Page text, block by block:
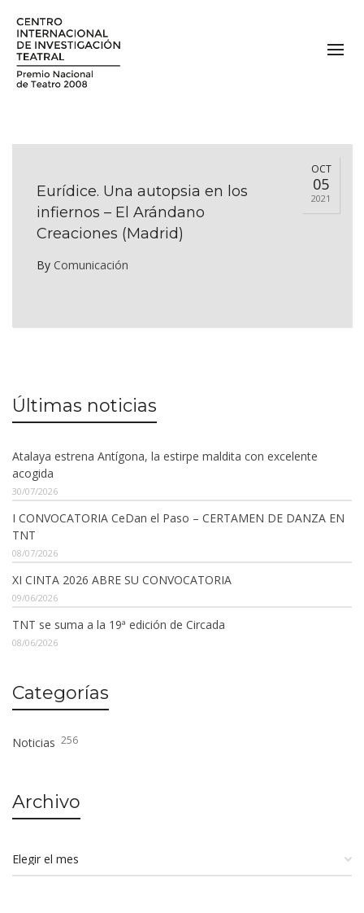
OCT
05
2021
Eurídice. Una autopsia en los
infiernos – El Arándano
Creaciones (Madrid)
By Comunicación
Últimas noticias
Atalaya estrena Antígona, la estirpe maldita con excelente
acogida
30/07/2026
I CONVOCATORIA CeDan el Paso – CERTAMEN DE DANZA EN
TNT
08/07/2026
XI CINTA 2026 ABRE SU CONVOCATORIA
09/06/2026
TNT se suma a la 19ª edición de Circada
08/06/2026
Categorías
Noticias 256
Archivo